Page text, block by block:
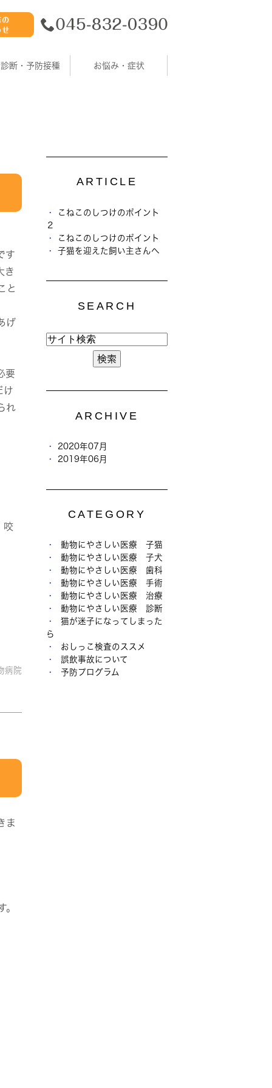
断・予防接種 お悩み・症状
す
き
と
げ
要
け
れ
咬
病院
ま
ARTICLE
こねこのしつけのポイント
２
こねこのしつけのポイント
子猫を迎えた飼い主さんへ
SEARCH
ARCHIVE
2020年07月
2019年06月
CATEGORY
動物にやさしい医療 子猫
動物にやさしい医療 子犬
動物にやさしい医療 歯科
動物にやさしい医療 手術
動物にやさしい医療 治療
動物にやさしい医療 診断
猫が迷子になってしまった
ら
おしっこ検査のススメ
誤飲事故について
予防プログラム